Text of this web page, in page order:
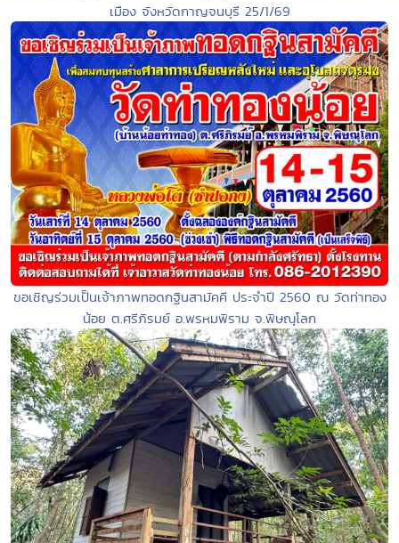
เมือง จังหวัดกาญจนบุรี 25/1/69
ขอเชิญร่วมเป็นเจ้าภาพทอดกฐินสามัคคี ประจำปี 2560 ณ วัดท่าทอง
น้อย ต.ศรีภิรมย์ อ.พรหมพิราม จ.พิษณุโลก